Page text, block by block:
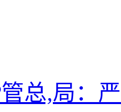
总,局：